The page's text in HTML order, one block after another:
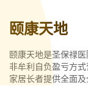
颐康天地
颐康天地是圣保禄
非牟利自负盈亏方
家居长者提供全面及